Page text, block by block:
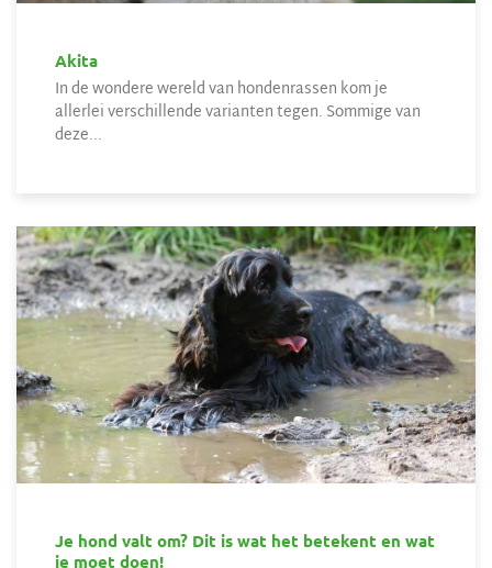
Akita
In de wondere wereld van hondenrassen kom je
allerlei verschillende varianten tegen. Sommige van
deze...
Je hond valt om? Dit is wat het betekent en wat
je moet doen!